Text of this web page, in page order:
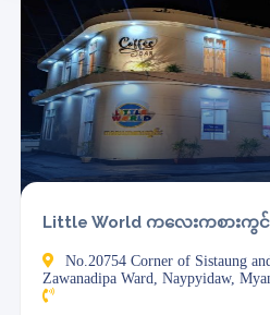
Little World ကလေးကစားကွင်
No.20754 Corner of Sistaung
Zawanadipa Ward, Naypyidaw,